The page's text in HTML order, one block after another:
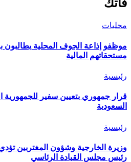
فاتك
محليات
موظفو إذاعة الجوف المحلية يطالبون
مستحقاتهم المالية
رئيسية
قرار جمهوري بتعيين سفير للجمهورية
السعودية
رئيسية
وزيرة الخارجية وشؤون المغتربين
رئيس مجلس القيادة الرئاسي